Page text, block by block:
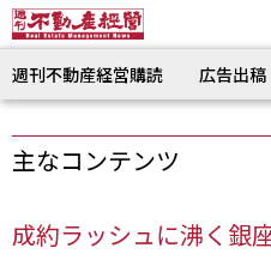
週刊不動産経営購読 広告出稿
主なコンテンツ
成約ラッシュに沸く